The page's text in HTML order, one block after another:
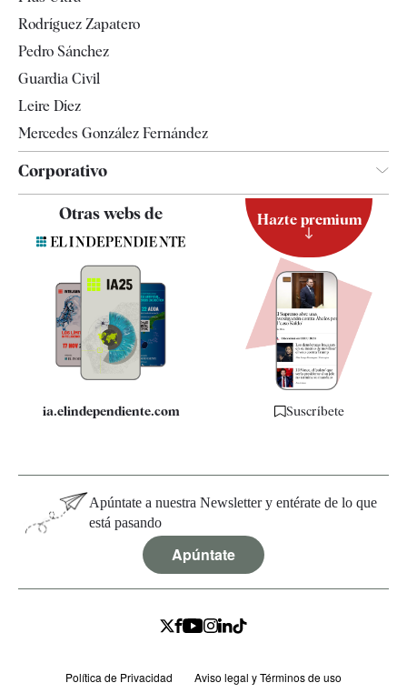
Televisión
Rodríguez Zapatero
Pedro Sánchez
Guardia Civil
Leire Díez
Mercedes González Fernández
Corporativo
Quiénes somos
Especificaciones
Otras webs de
ia.elindependiente.com
Hazte premium
Suscríbete
Apúntate a nuestra Newsletter y entérate de lo que
está pasando
Apúntate
Política de Privacidad
Aviso legal y Términos de uso